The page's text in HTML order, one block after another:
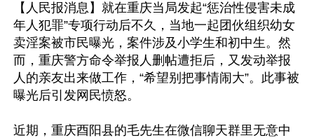
【人民报消息】就在重庆当局发起“惩治性侵害未成
年人犯罪”专项行动后不久，当地一起团伙组织幼女
卖淫案被市民曝光，案件涉及小学生和初中生。然
而，重庆警方命令举报人删帖遭拒后，又发动举报
人的亲友出来做工作，“希望别把事情闹大”。此事被
曝光后引发网民愤怒。
近期，重庆酉阳县的毛先生在微信聊天群里无意中